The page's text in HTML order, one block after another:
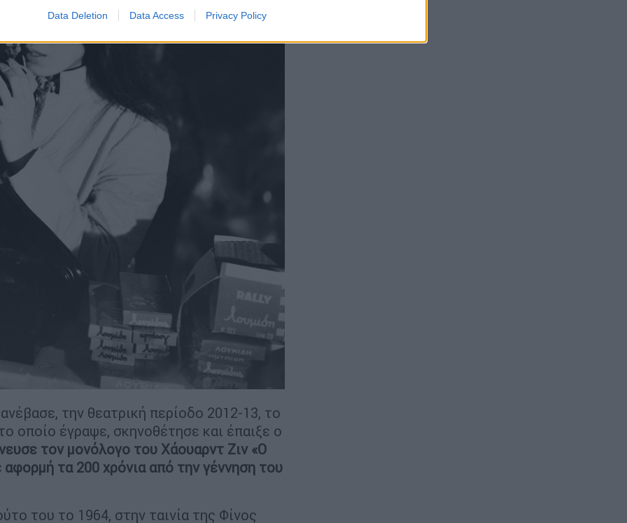
Data Deletion Data Access Privacy Policy
την θεατρική περίοδο 2012-13, το
οποίο έγραψε, σκηνοθέτησε και έπαιξε ο
τον μονόλογο του Χάουαρντ Ζιν «Ο
τα 200 χρόνια από την γέννηση του
του το 1964, στην ταινία της Φίνος